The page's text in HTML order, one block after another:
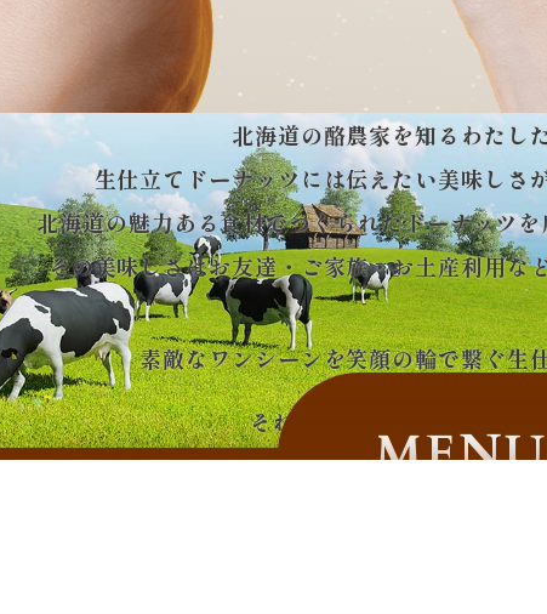
北海道の酪農家を知るわたし
生仕立てドーナッツには伝えたい美味しさ
北海道の魅力ある食材でつくられたドーナッツを
その美味しさはお友達・ご家族・お土産利用な
素敵なワンシーンを笑顔の輪で繋ぐ生
それが
MENU